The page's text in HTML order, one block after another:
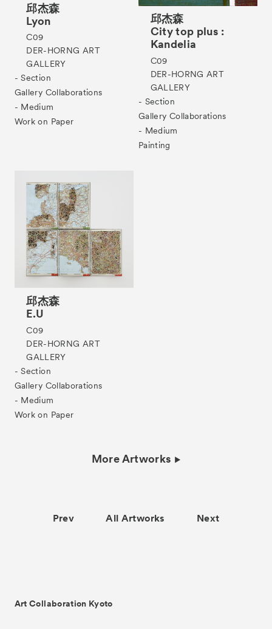
Tickets
邱杰森
Lyon
C09
DER-HORNG ART
GALLERY
- Section
Gallery Collaborations
- Medium
Work on Paper
邱杰森
City top plus :
Kandelia
C09
DER-HORNG ART
GALLERY
- Section
Gallery Collaborations
- Medium
Painting
邱杰森
E.U
C09
DER-HORNG ART
GALLERY
- Section
Gallery Collaborations
- Medium
Work on Paper
More Artworks
Prev All Artworks Next
Art Collaboration Kyoto